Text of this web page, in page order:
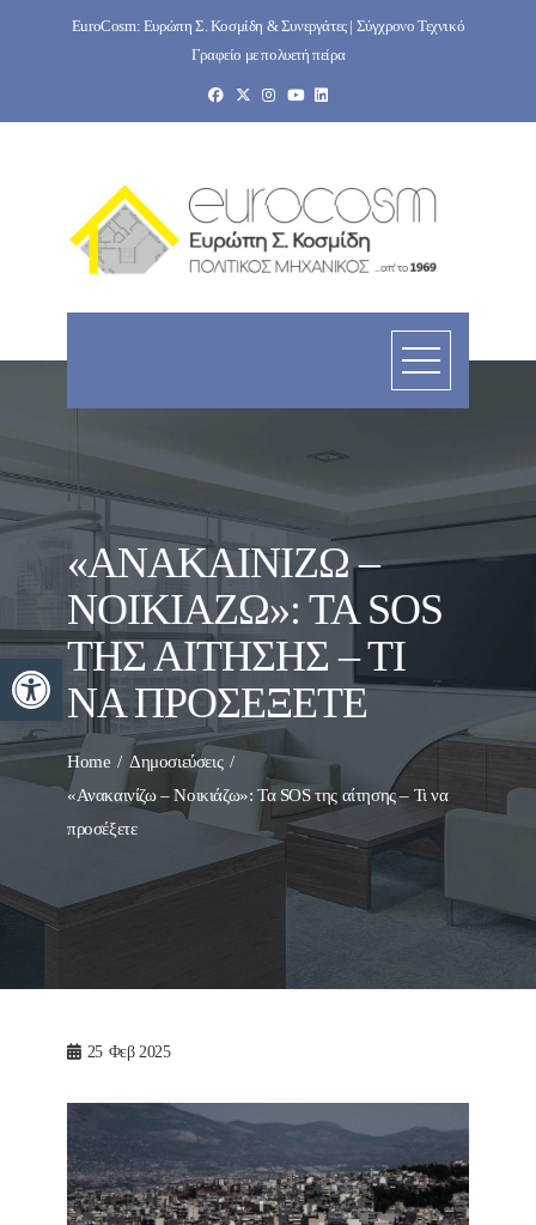
Ανοίξτε τη γραμμή εργαλείων
EuroCosm: Ευρώπη Σ. Κοσμίδη & Συνεργάτες | Σύγχρονο Τεχνικό
Γραφείο με πολυετή πείρα
«ΑΝΑΚΑΙΝΊΖΩ –
ΝΟΙΚΙΆΖΩ»: ΤΑ SOS
ΤΗΣ ΑΊΤΗΣΗΣ – ΤΙ
ΝΑ ΠΡΟΣΈΞΕΤΕ
Home
Δημοσιεύσεις
«Ανακαινίζω – Νοικιάζω»: Τα SOS της αίτησης – Τι να
προσέξετε
25 Φεβ 2025